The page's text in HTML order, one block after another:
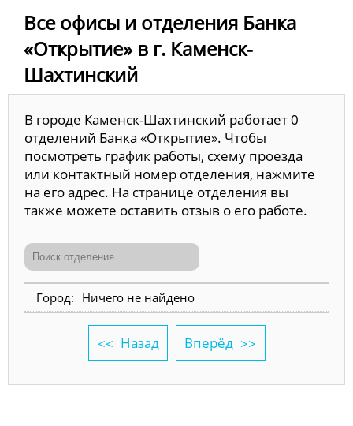
Все офисы и отделения Банка
«Открытие» в г. Каменск-
Шахтинский
В городе Каменск-Шахтинский работает 0
отделений Банка «Открытие». Чтобы
посмотреть график работы, схему проезда
или контактный номер отделения, нажмите
на его адрес. На странице отделения вы
также можете оставить отзыв о его работе.
Ничего не найдено
Назад Вперёд